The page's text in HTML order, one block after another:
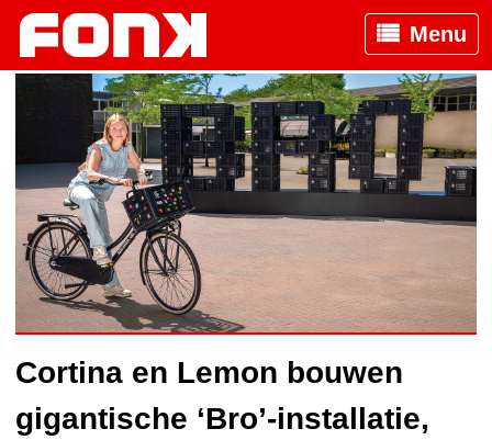
Menu
Cortina en Lemon bouwen
gigantische ‘Bro’-installatie,